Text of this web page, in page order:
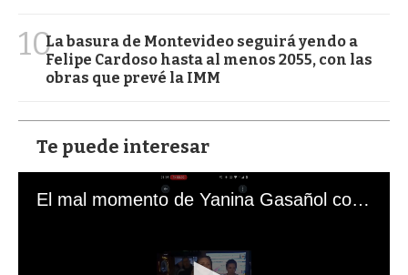
10La basura de Montevideo seguirá yendo a
Felipe Cardoso hasta al menos 2055, con las
obras que prevé la IMM
Te puede interesar
El mal momento de Yanina Gasañol con un hincha argentino en "Subrayado"